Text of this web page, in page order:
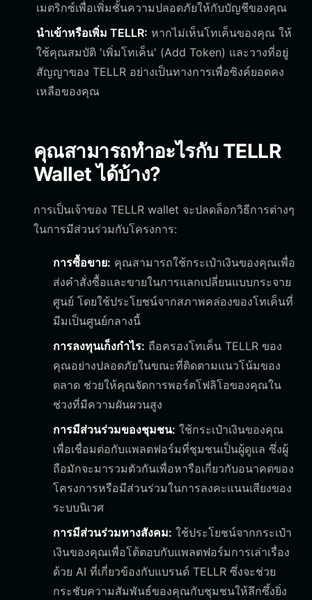
เมตริกซ์เพื่อเพิ่มชั้นความปลอดภัยให้กับบัญชีของคุณ
นำเข้าหรือเพิ่ม TELLR: หากไม่เห็นโทเค็นของคุณ ให้
ใช้คุณสมบัติ 'เพิ่มโทเค็น' (Add Token) และวางที่อยู่
สัญญาของ TELLR อย่างเป็นทางการเพื่อซิงค์ยอดคง
เหลือของคุณ
คุณสามารถทำอะไรกับ TELLR
Wallet ได้บ้าง?
การเป็นเจ้าของ TELLR wallet จะปลดล็อกวิธีการต่างๆ
ในการมีส่วนร่วมกับโครงการ:
การซื้อขาย: คุณสามารถใช้กระเป๋าเงินของคุณเพื่อ
ส่งคำสั่งซื้อและขายในการแลกเปลี่ยนแบบกระจาย
ศูนย์ โดยใช้ประโยชน์จากสภาพคล่องของโทเค็นที่
มีมเป็นศูนย์กลางนี้
การลงทุนเก็งกำไร: ถือครองโทเค็น TELLR ของ
คุณอย่างปลอดภัยในขณะที่ติดตามแนวโน้มของ
ตลาด ช่วยให้คุณจัดการพอร์ตโฟลิโอของคุณใน
ช่วงที่มีความผันผวนสูง
การมีส่วนร่วมของชุมชน: ใช้กระเป๋าเงินของคุณ
เพื่อเชื่อมต่อกับแพลตฟอร์มที่ชุมชนเป็นผู้ดูแล ซึ่งผู้
ถือมักจะมารวมตัวกันเพื่อหารือเกี่ยวกับอนาคตของ
โครงการหรือมีส่วนร่วมในการลงคะแนนเสียงของ
ระบบนิเวศ
การมีส่วนร่วมทางสังคม: ใช้ประโยชน์จากกระเป๋า
เงินของคุณเพื่อโต้ตอบกับแพลตฟอร์มการเล่าเรื่อง
ด้วย AI ที่เกี่ยวข้องกับแบรนด์ TELLR ซึ่งจะช่วย
กระชับความสัมพันธ์ของคุณกับชุมชนให้ลึกซึ้งยิ่ง